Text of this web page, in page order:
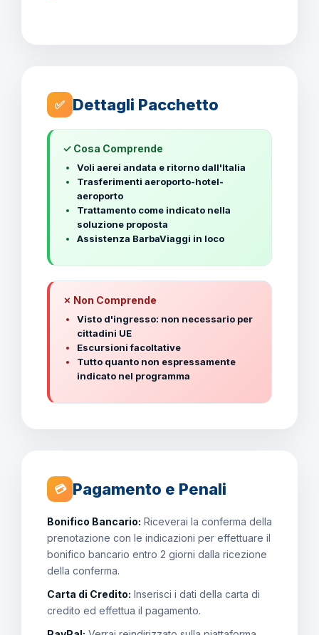
✅ Dettagli Pacchetto
✓ Cosa Comprende
Voli aerei andata e ritorno dall'Italia
Trasferimenti aeroporto-hotel-
aeroporto
Trattamento come indicato nella
soluzione proposta
Assistenza BarbaViaggi in loco
✗ Non Comprende
Visto d'ingresso: non necessario per
cittadini UE
Escursioni facoltative
Tutto quanto non espressamente
indicato nel programma
💳 Pagamento e Penali
Bonifico Bancario: Riceverai la conferma della
prenotazione con le indicazioni per effettuare il
bonifico bancario entro 2 giorni dalla ricezione
della conferma.
Carta di Credito: Inserisci i dati della carta di
credito ed effettua il pagamento.